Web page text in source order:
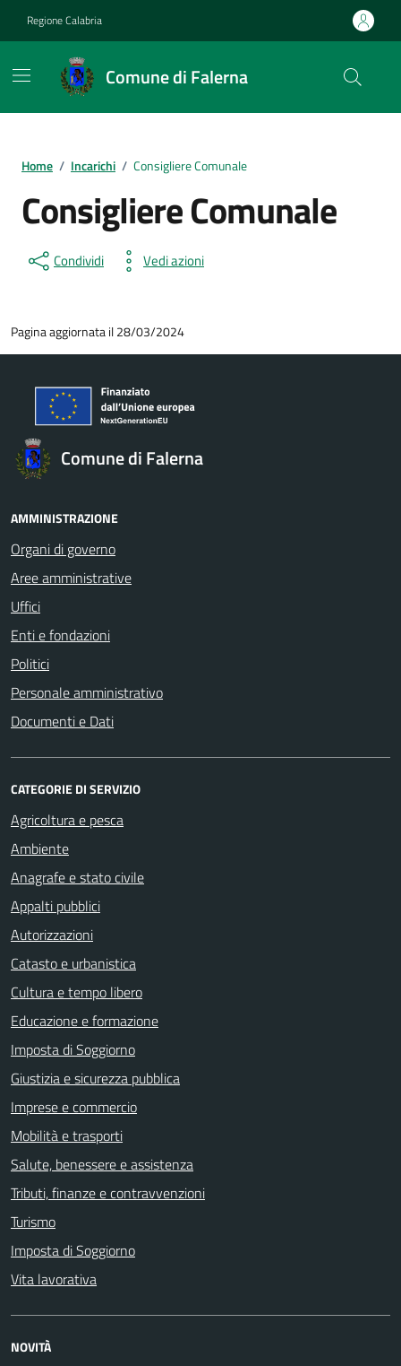
Regione Calabria
Comune di Falerna
Home / Incarichi / Consigliere Comunale
Consigliere Comunale
Condividi Vedi azioni
Pagina aggiornata il 28/03/2024
Comune di Falerna
AMMINISTRAZIONE
Organi di governo
Aree amministrative
Uffici
Enti e fondazioni
Politici
Personale amministrativo
Documenti e Dati
CATEGORIE DI SERVIZIO
Agricoltura e pesca
Ambiente
Anagrafe e stato civile
Appalti pubblici
Autorizzazioni
Catasto e urbanistica
Cultura e tempo libero
Educazione e formazione
Imposta di Soggiorno
Giustizia e sicurezza pubblica
Imprese e commercio
Mobilità e trasporti
Salute, benessere e assistenza
Tributi, finanze e contravvenzioni
Turismo
Imposta di Soggiorno
Vita lavorativa
NOVITÀ